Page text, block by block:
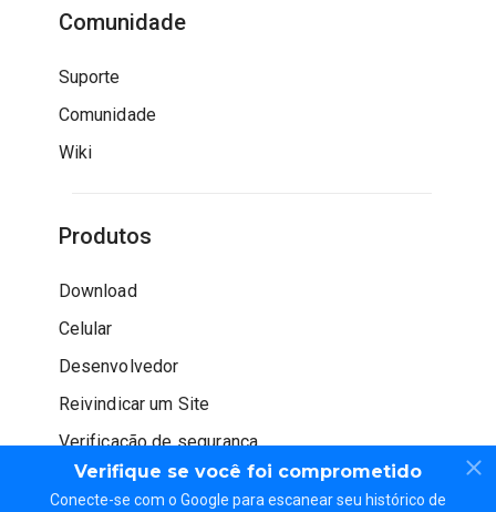
Verifique se você foi comprometido
Conecte-se com o Google para escanear seu histórico de
Comunidade
Suporte
Comunidade
Wiki
Produtos
Download
Celular
Desenvolvedor
Reivindicar um Site
Verificação de segurança